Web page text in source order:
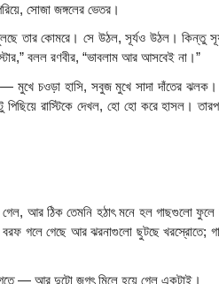
সোজা জঙ্গলের ভেতর।
তার কোমরে। সে উঠল, সূর্যও উঠল। কিন্তু
বলল রণবীর, “ভাবলাম আর আসবেই না।”
চওড়া হাসি, সবুজ মুখে সাদা দাঁতের ঝলক।
পিছিয়ে রাস্টিকে দেখল, হো হো করে হাসল।
আর ঠিক তেমনি হঠাৎ মনে হল গাছগুলো ফুলে
বরফ গলে গেছে আর ঝরনাগুলো ছুটছে খরস্রোতে;
— আর দুটো জগৎ মিলে হয়ে গেল একটাই।